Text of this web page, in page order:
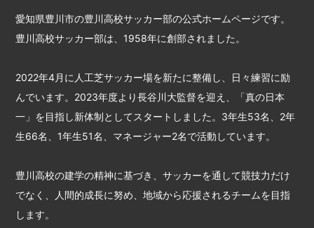
愛知県豊川市の豊川高校サッカー部の公式ホームページです。
豊川高校サッカー部は、1958年に創部されました。
2022年4月に人工芝サッカー場を新たに整備し、日々練習に励
んでいます。2023年度より長谷川大監督を迎え、「真の日本
一」を目指し新体制としてスタートしました。3年生53名、2年
生66名、1年生51名、マネージャー2名で活動しています。
豊川高校の建学の精神に基づき、サッカーを通して競技力だけ
でなく、人間的成長に努め、地域から応援されるチームを目指
します。